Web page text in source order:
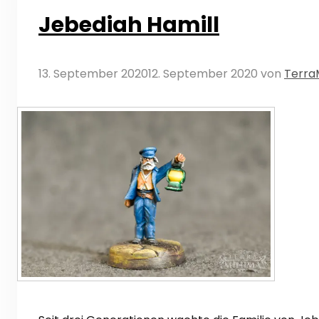
Jebediah Hamill
13. September 202012. September 2020 von